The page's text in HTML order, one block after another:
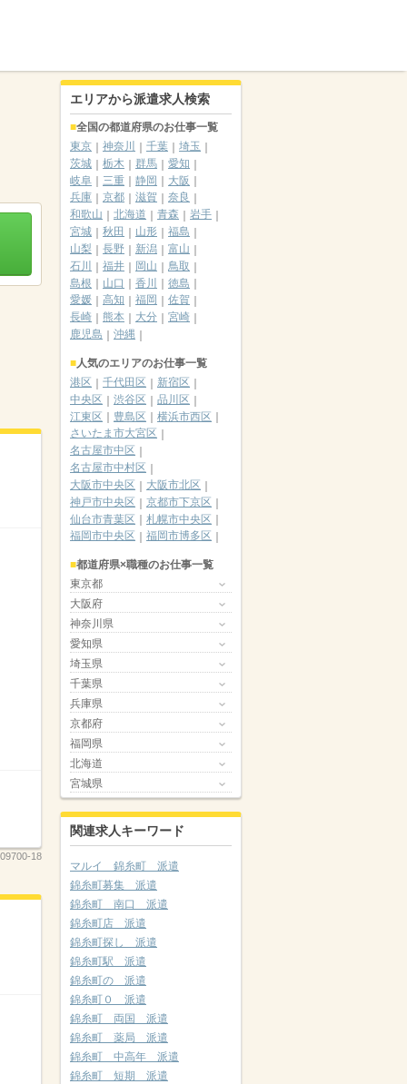
18
エリアから派遣求人検索
全国の都道府県のお仕事一覧
東京
神奈川 千葉
埼玉
茨城
栃木 群馬
愛知
岐阜
三重 静岡
大阪
兵庫
京都 滋賀
奈良
和歌山
北海道 青森
岩手
宮城
秋田 山形
福島
山梨
長野 新潟
富山
石川
福井 岡山
鳥取
島根
山口 香川
徳島
愛媛
高知 福岡
佐賀
長崎
熊本 大分
宮崎
鹿児島
沖縄
人気のエリアのお仕事一覧
港区
千代田区
新宿区
中央区
渋谷区
品川区
江東区
豊島区
横浜市西区
さいたま市大宮区
名古屋市中区
名古屋市中村区
大阪市中央区
大阪市北区
神戸市中央区
京都市下京区
仙台市青葉区
札幌市中央区
福岡市中央区
福岡市博多区
都道府県×職種のお仕事一覧
東京都
大阪府
神奈川県
愛知県
埼玉県
千葉県
兵庫県
京都府
福岡県
北海道
宮城県
関連求人キーワード
マルイ 錦糸町 派遣
錦糸町募集 派遣
錦糸町 南口 派遣
錦糸町店 派遣
錦糸町探し 派遣
錦糸町駅 派遣
錦糸町の 派遣
錦糸町０ 派遣
錦糸町 両国 派遣
錦糸町 薬局 派遣
錦糸町 中高年 派遣
錦糸町 短期 派遣